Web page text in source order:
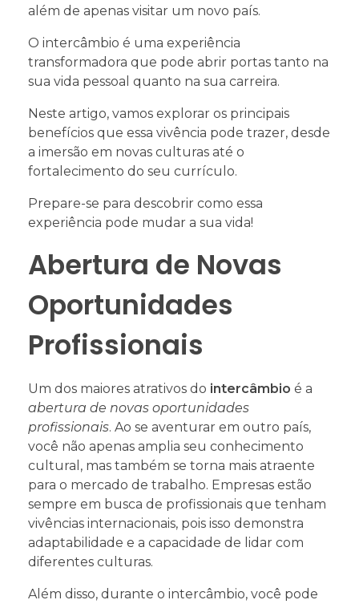
além de apenas visitar um novo país.
O intercâmbio é uma experiência
transformadora que pode abrir portas tanto na
sua vida pessoal quanto na sua carreira.
Neste artigo, vamos explorar os principais
benefícios que essa vivência pode trazer, desde
a imersão em novas culturas até o
fortalecimento do seu currículo.
Prepare-se para descobrir como essa
experiência pode mudar a sua vida!
Abertura de Novas
Oportunidades
Profissionais
Um dos maiores atrativos do intercâmbio é a
abertura de novas oportunidades
profissionais. Ao se aventurar em outro país,
você não apenas amplia seu conhecimento
cultural, mas também se torna mais atraente
para o mercado de trabalho. Empresas estão
sempre em busca de profissionais que tenham
vivências internacionais, pois isso demonstra
adaptabilidade e a capacidade de lidar com
diferentes culturas.
Além disso, durante o intercâmbio, você pode